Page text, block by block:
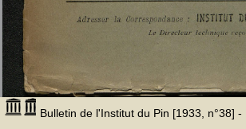
Bulletin de l'Institut du Pin [1933, n°38] -